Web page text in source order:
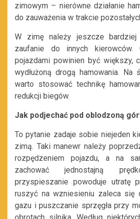
zimowym – nierówne działanie
do zauważenia w trakcie
W zimę należy jeszcze bardziej
zaufanie do innych kierowców.
pojazdami powinien być większy,
wydłużoną drogą hamowania. Na
warto stosować technikę
redukcji biegów.
Jak podjechać pod oblodzoną
To pytanie zadaje sobie niejeden
zimą. Taki manewr należy
rozpędzeniem pojazdu, a na
zachować jednostajną
przyspieszanie powoduje utratę
ruszyć na wzniesieniu zaleca się
gazu i puszczanie sprzęgła przy